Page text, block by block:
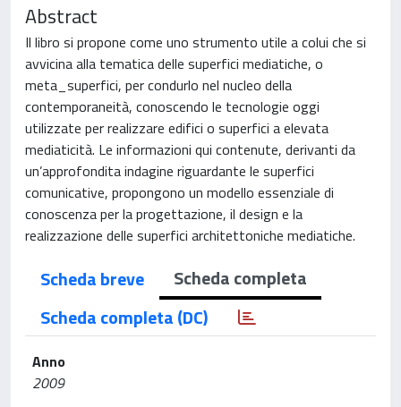
Abstract
Il libro si propone come uno strumento utile a colui che si
avvicina alla tematica delle superfici mediatiche, o
meta_superfici, per condurlo nel nucleo della
contemporaneità, conoscendo le tecnologie oggi
utilizzate per realizzare edifici o superfici a elevata
mediaticità. Le informazioni qui contenute, derivanti da
un’approfondita indagine riguardante le superfici
comunicative, propongono un modello essenziale di
conoscenza per la progettazione, il design e la
realizzazione delle superfici architettoniche mediatiche.
Scheda breve
Scheda completa
Scheda completa (DC)
Anno
2009